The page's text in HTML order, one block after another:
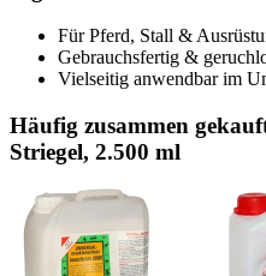
Für Pferd, Stall &
Gebrauchsfertig &
Vielseitig anwendbar im
Häufig zusammen
Striegel, 2.500 ml